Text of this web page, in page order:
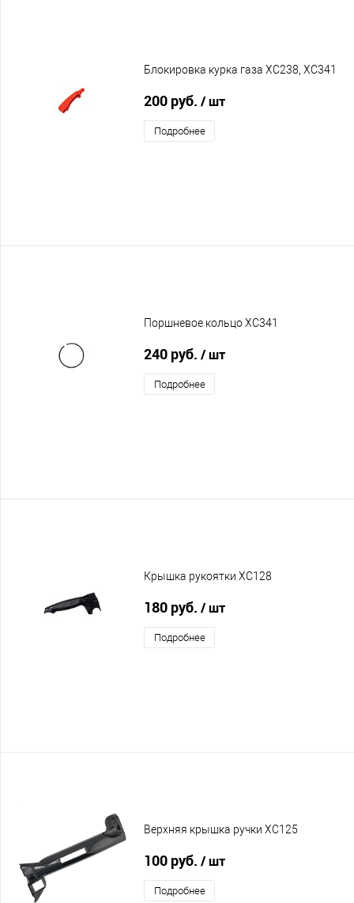
Блокировка курка газа XC238, XC341
200 руб. / шт
Подробнее
Поршневое кольцо XC341
240 руб. / шт
Подробнее
Крышка рукоятки XC128
180 руб. / шт
Подробнее
Верхняя крышка ручки XC125
100 руб. / шт
Подробнее